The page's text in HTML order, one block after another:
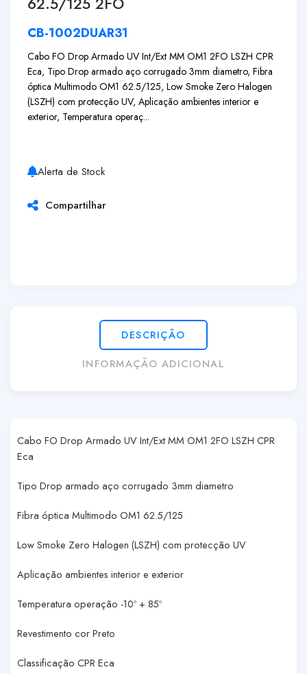
CB-1002DUAR31
Cabo FO Drop Armado UV Int/Ext MM OM1 2FO LSZH CPR
Eca, Tipo Drop armado aço corrugado 3mm diametro, Fibra
óptica Multimodo OM1 62.5/125, Low Smoke Zero Halogen
(LSZH) com protecção UV, Aplicação ambientes interior e
exterior, Temperatura operaç...
Alerta de Stock
Compartilhar
DESCRIÇÃO
INFORMAÇÃO ADICIONAL
Cabo FO Drop Armado UV Int/Ext MM OM1 2FO LSZH CPR
Eca
Tipo Drop armado aço corrugado 3mm diametro
Fibra óptica Multimodo OM1 62.5/125
Low Smoke Zero Halogen (LSZH) com protecção UV
Aplicação ambientes interior e exterior
Temperatura operação -10º + 85º
Revestimento cor Preto
Classificação CPR Eca